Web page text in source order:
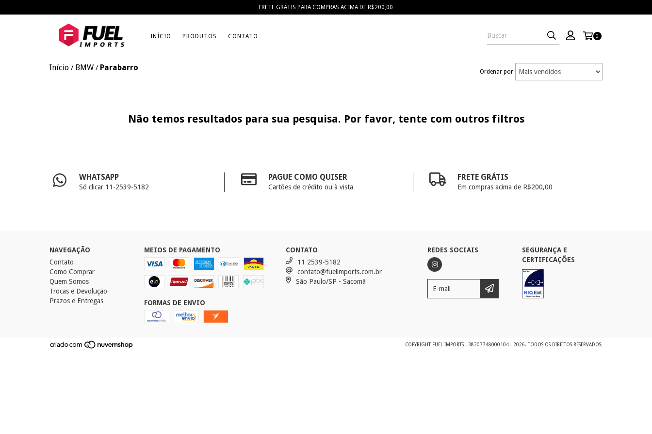
FRETE GRÁTIS PARA COMPRAS ACIMA DE R$200,00
INÍCIO PRODUTOS CONTATO 0
Início / BMW / Parabarro Ordenar por
Não temos resultados para sua pesquisa. Por favor, tente com outros filtros
WHATSAPP
Só clicar 11-2539-5182
PAGUE COMO QUISER
Cartões de crédito ou à vista
FRETE GRÁTIS
Em compras acima de R$200,00
NAVEGAÇÃO
Contato
Como Comprar
Quem Somos
Trocas e Devolução
Prazos e Entregas
MEIOS DE PAGAMENTO
FORMAS DE ENVIO
CONTATO
11 2539-5182
contato@fuelimports.com.br
São Paulo/SP - Sacomã
REDES SOCIAIS
SEGURANÇA E
CERTIFICAÇÕES
COPYRIGHT FUEL IMPORTS - 38307748000104 - 2026. TODOS OS DIREITOS RESERVADOS.